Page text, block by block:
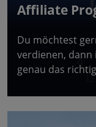
Affiliate
Du möchtest
verdienen,
genau das